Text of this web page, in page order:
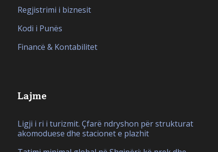
Regjistrimi i biznesit
Kodi i Punës
Financë & Kontabilitet
Lajme
Ligji i ri i turizmit. Çfarë ndryshon për strukturat
akomoduese dhe stacionet e plazhit